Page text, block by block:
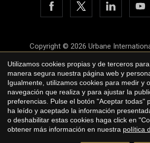
Copyright © 2026 Urbane
Aviso legal
Política de privacidad
Política de cookies
byiEstrategic
Utilizamos cookies propias y de terceros
manera segura nuestra página web y
Igualmente, utilizamos cookies para medir y
navegación que realiza y para ajustar la
preferencias. Pulse el botón "Aceptar todas"
ha leído y aceptado la información
o deshabilitar estas cookies haga click en
obtener más información en nuestra política